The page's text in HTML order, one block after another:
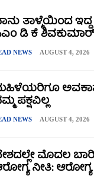
ತಾಳ್ಮೆಯಿಂದ ಇದ್ದ
ಡಿ ಕೆ ಶಿವಕುಮಾರ್
NEWS AUGUST 4, 2026
ಅವಕಾಶ
ಪಕ್ಷವಿಲ್ಲ
NEWS AUGUST 4, 2026
ಮೊದಲ
ನೀತಿ: